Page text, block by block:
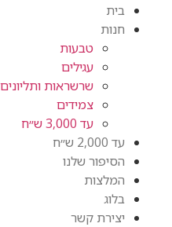
בית
חנות
טבעות
עגילים
שרשראות ותליונים
צמידים
עד 3,000 ש״ח
עד 2,000 ש״ח
הסיפור שלנו
המלצות
בלוג
יצירת קשר